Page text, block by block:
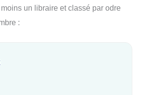
un libraire et classé par odre
: